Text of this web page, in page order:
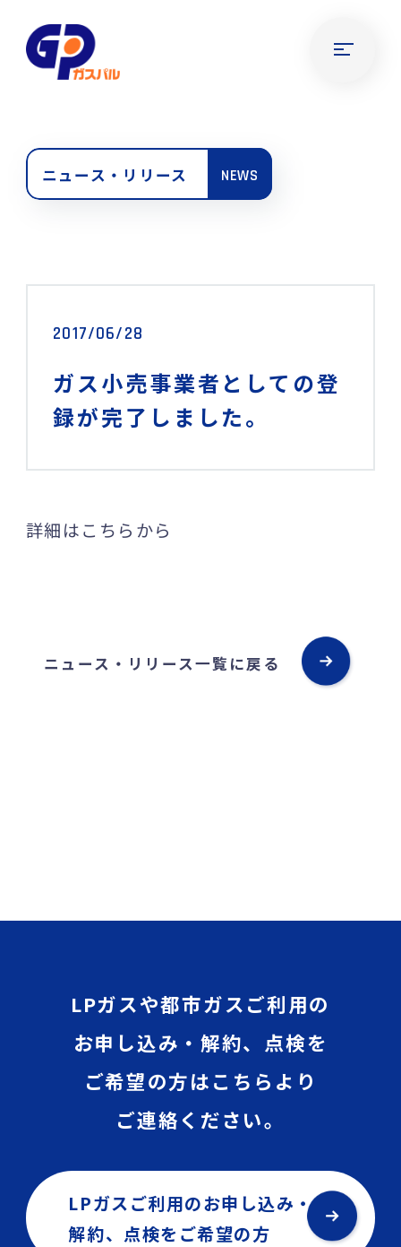
ニュース・リリース NEWS
2017/06/28
ガス小売事業者としての登
録が完了しました。
詳細はこちらから
ニュース・リリース一覧に戻る
LPガスや都市ガスご利用の
お申し込み・解約、点検を
ご希望の方はこちらより
ご連絡ください。
LPガスご利用のお申し込み・
解約、点検を ご希望の方